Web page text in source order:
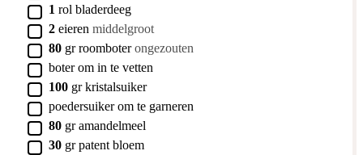
▢
1 rol bladerdeeg
▢
2 eieren middelgroot
▢
80 gr roomboter ongezouten
▢
boter om in te vetten
▢
100 gr kristalsuiker
▢
poedersuiker om te garneren
▢
80 gramandelmeel
▢
30 gr patent bloem